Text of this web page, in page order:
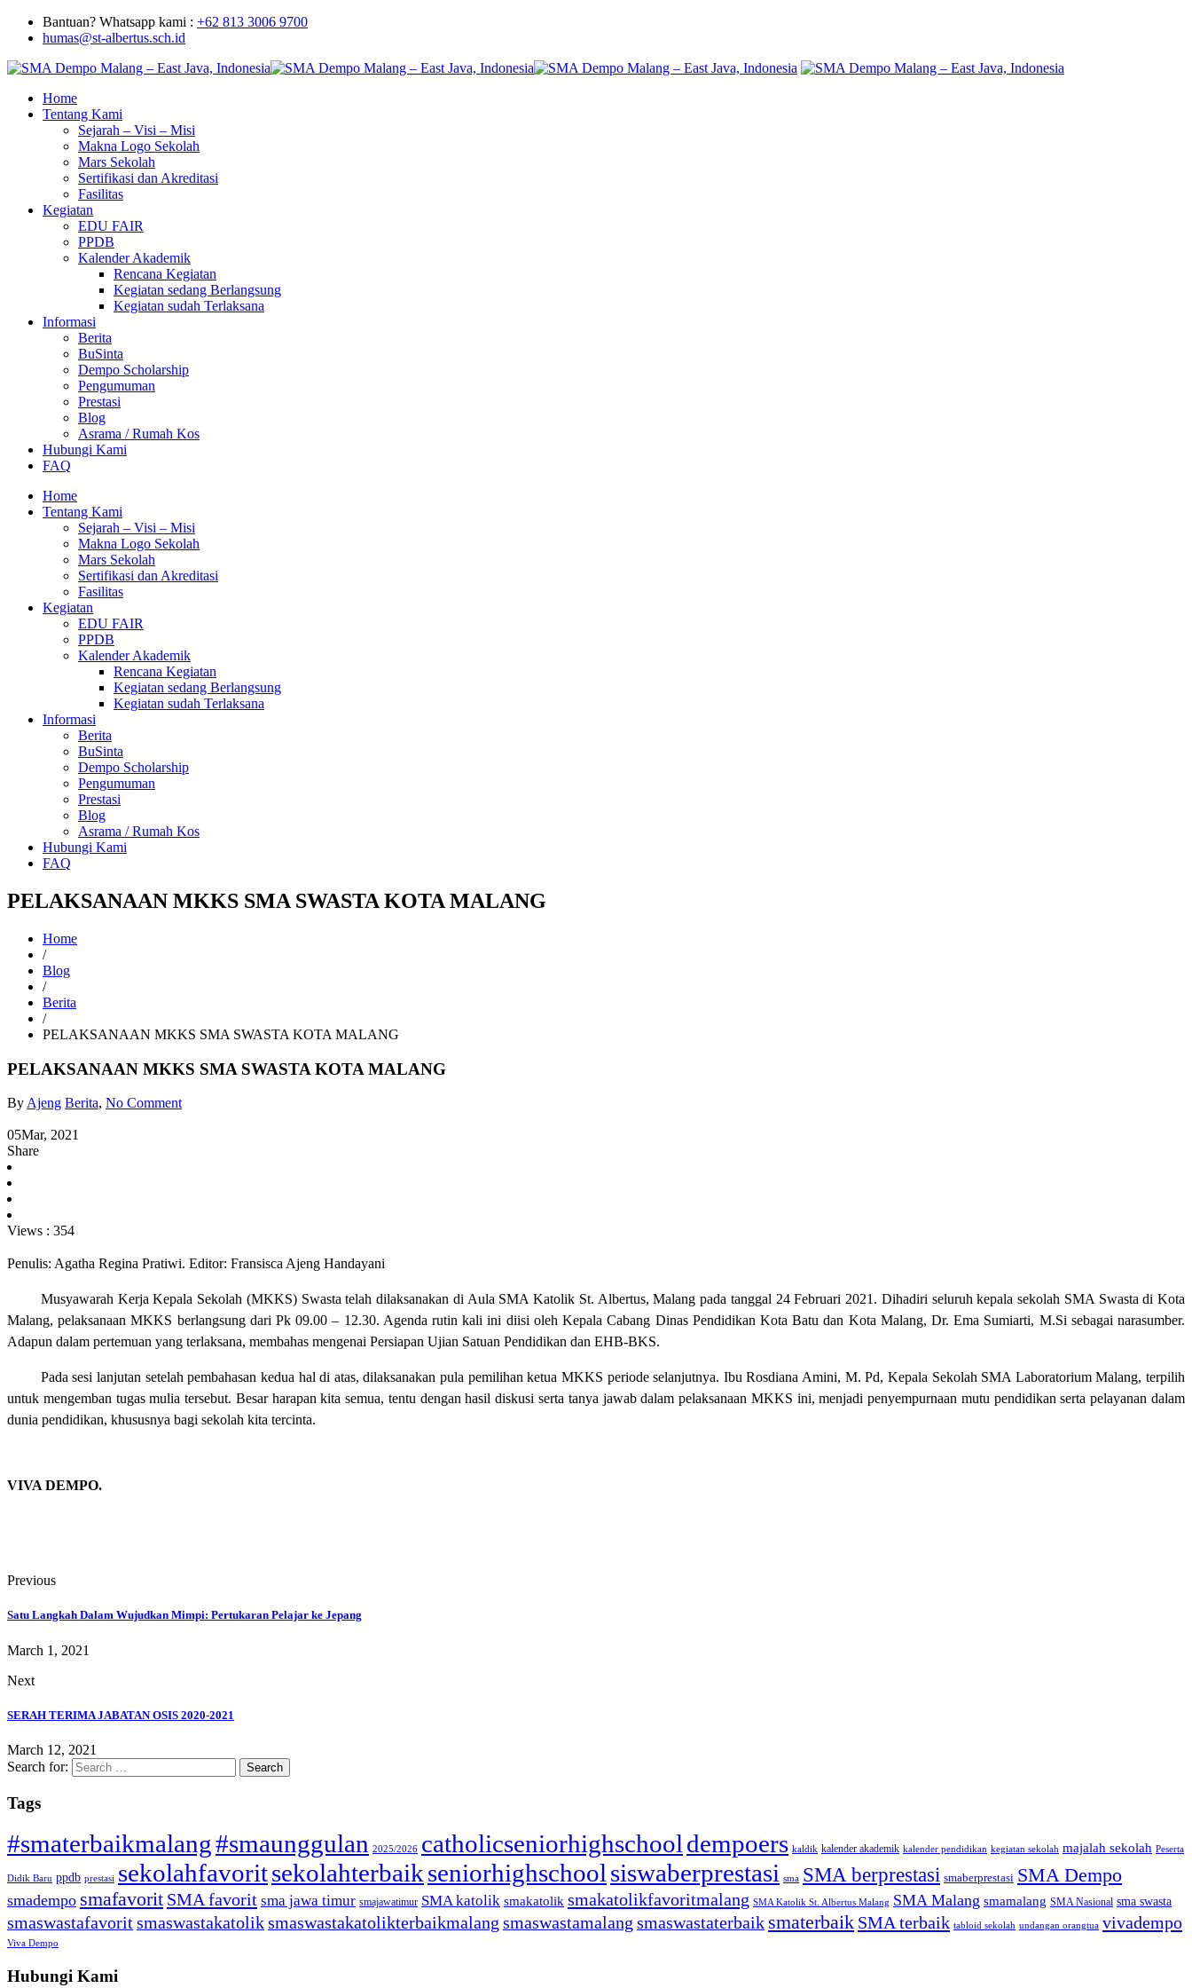
Bantuan? Whatsapp kami : +62 813 3006 9700
humas@st-albertus.sch.id
Home
Tentang Kami
Sejarah – Visi – Misi
Makna Logo Sekolah
Mars Sekolah
Sertifikasi dan Akreditasi
Fasilitas
Kegiatan
EDU FAIR
PPDB
Kalender Akademik
Rencana Kegiatan
Kegiatan sedang Berlangsung
Kegiatan sudah Terlaksana
Informasi
Berita
BuSinta
Dempo Scholarship
Pengumuman
Prestasi
Blog
Asrama / Rumah Kos
Hubungi Kami
FAQ
Home
Tentang Kami
Sejarah – Visi – Misi
Makna Logo Sekolah
Mars Sekolah
Sertifikasi dan Akreditasi
Fasilitas
Kegiatan
EDU FAIR
PPDB
Kalender Akademik
Rencana Kegiatan
Kegiatan sedang Berlangsung
Kegiatan sudah Terlaksana
Informasi
Berita
BuSinta
Dempo Scholarship
Pengumuman
Prestasi
Blog
Asrama / Rumah Kos
Hubungi Kami
FAQ
PELAKSANAAN MKKS SMA SWASTA KOTA MALANG
Home
/
Blog
/
Berita
/
PELAKSANAAN MKKS SMA SWASTA KOTA MALANG
PELAKSANAAN MKKS SMA SWASTA KOTA MALANG
By Ajeng Berita, No Comment
05Mar, 2021
Share
Views : 354
Penulis: Agatha Regina Pratiwi. Editor: Fransisca Ajeng Handayani
Musyawarah Kerja Kepala Sekolah (MKKS) Swasta telah dilaksanakan di Aula SMA Katolik St. Albertus, Malang pada tanggal 24 Februari 2021. Dihadiri seluruh kepala sekolah SMA Swasta di Kota
Malang, pelaksanaan MKKS berlangsung dari Pk 09.00 – 12.30. Agenda rutin kali ini diisi oleh Kepala Cabang Dinas Pendidikan Kota Batu dan Kota Malang, Dr. Ema Sumiarti, M.Si sebagai narasumber.
Adapun dalam pertemuan yang terlaksana, membahas mengenai Persiapan Ujian Satuan Pendidikan dan EHB-BKS.
Pada sesi lanjutan setelah pembahasan kedua hal di atas, dilaksanakan pula pemilihan ketua MKKS periode selanjutnya. Ibu Rosdiana Amini, M. Pd, Kepala Sekolah SMA Laboratorium Malang, terpilih
untuk mengemban tugas mulia tersebut. Besar harapan kita semua, tentu dengan hasil diskusi serta tanya jawab dalam pelaksanaan MKKS ini, menjadi penyempurnaan mutu pendidikan serta pelayanan dalam
dunia pendidikan, khususnya bagi sekolah kita tercinta.
VIVA DEMPO.
Previous
Satu Langkah Dalam Wujudkan Mimpi: Pertukaran Pelajar ke Jepang
March 1, 2021
Next
SERAH TERIMA JABATAN OSIS 2020-2021
March 12, 2021
Search for:
Tags
#smaterbaikmalang#smaunggulan 2025/2026 catholicseniorhighschool dempoers kaldik kalender akademik kalender pendidikan kegiatan sekolah majalah sekolah Peserta
Didik Baru ppdb prestasi sekolahfavoritsekolahterbaikseniorhighschool siswaberprestasi sma SMA berprestasi smaberprestasi SMA Dempo
smadempo smafavorit SMA favorit sma jawa timur smajawatimur SMA katolik smakatolik smakatolikfavoritmalang SMA Katolik St. Albertus Malang SMA Malang smamalang SMA Nasional sma swasta
smaswastafavoritsmaswastakatoliksmaswastakatolikterbaikmalang smaswastamalang smaswastaterbaik smaterbaik SMA terbaik tabloid sekolah undangan orangtua vivadempo
Viva Dempo
Hubungi Kami